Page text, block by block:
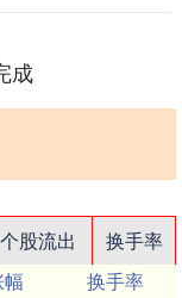
成
个股流出
换手率
换手率